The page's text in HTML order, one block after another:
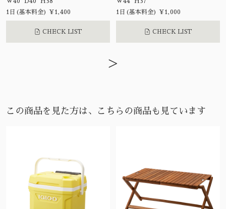
1日(基本料金) ¥1,400
CHECK LIST
1日(基本料金) ¥1,000
CHECK LIST
>
この商品を見た方は、こちらの商品も見ています